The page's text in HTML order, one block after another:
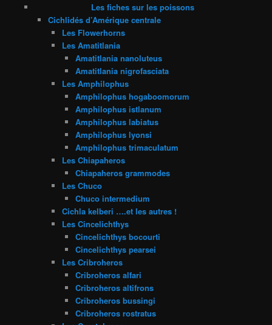
Les fiches sur les poissons
Cichlidés d’Amérique centrale
Les Flowerhorns
Les Amatitlania
Amatitlania nanoluteus
Amatitlania nigrofasciata
Les Amphilophus
Amphilophus hogaboomorum
Amphilophus istlanum
Amphilophus labiatus
Amphilophus lyonsi
Amphilophus trimaculatum
Les Chiapaheros
Chiapaheros grammodes
Les Chuco
Chuco intermedium
Cichla kelberi ….et les autres !
Les Cincelichthys
Cincelichthys bocourti
Cincelichthys pearsei
Les Cribroheros
Cribroheros alfari
Cribroheros altifrons
Cribroheros bussingi
Cribroheros rostratus